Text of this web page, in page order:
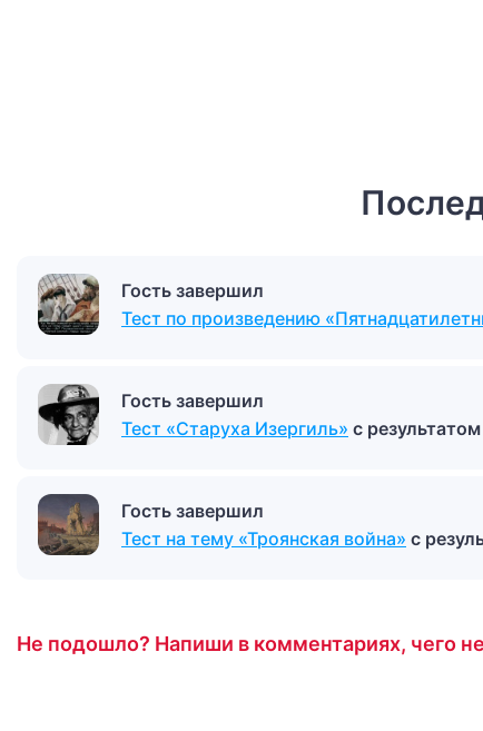
Гость завершил
Тест по произведению
Гость завершил
Тест «Старуха Изергиль» с результатом
Гость завершил
Тест на тему «Троянская война» с
Не подошло? Напиши в комментариях, чего не